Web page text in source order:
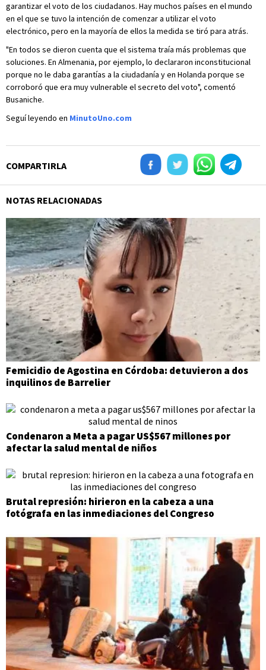
garantizar el voto de los ciudadanos. Hay muchos países en el mundo
en el que se tuvo la intención de comenzar a utilizar el voto
electrónico, pero en la mayoría de ellos la medida se tiró para atrás.
"En todos se dieron cuenta que el sistema traía más problemas que
soluciones. En Almenania, por ejemplo, lo declararon inconstitucional
porque no le daba garantías a la ciudadanía y en Holanda porque se
corroboró que era muy vulnerable el secreto del voto", comentó
Busaniche.
Seguí leyendo en MinutoUno.com
COMPARTIRLA
NOTAS RELACIONADAS
Femicidio de Agostina en Córdoba: detuvieron a dos
inquilinos de Barrelier
Condenaron a Meta a pagar US$567 millones por
afectar la salud mental de niños
Brutal represión: hirieron en la cabeza a una
fotógrafa en las inmediaciones del Congreso